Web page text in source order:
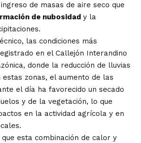
de masas de aire seco que
de nubosidad y la
las condiciones más
en el Callejón Interandino
donde la reducción de lluvias
estas zonas, el aumento de las
el día ha favorecido un secado
y de la vegetación, lo que
en la actividad agrícola y en
esta combinación de calor y